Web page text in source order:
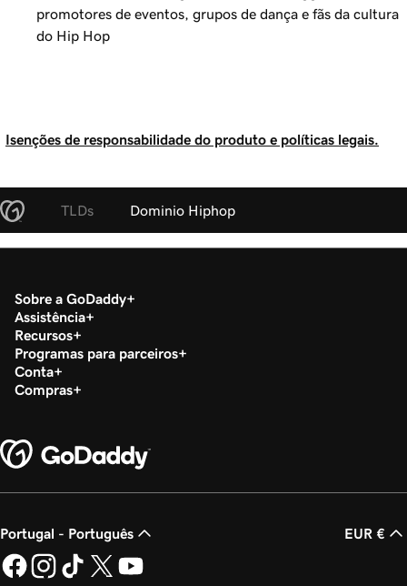
promotores de eventos, grupos de dança e fãs da cultura
do Hip Hop
Isenções de responsabilidade do produto e políticas legais.
TLDs Dominio Hiphop
Sobre a GoDaddy
Assistência
Recursos
Programas para parceiros
Conta
Compras
Portugal - Português EUR €